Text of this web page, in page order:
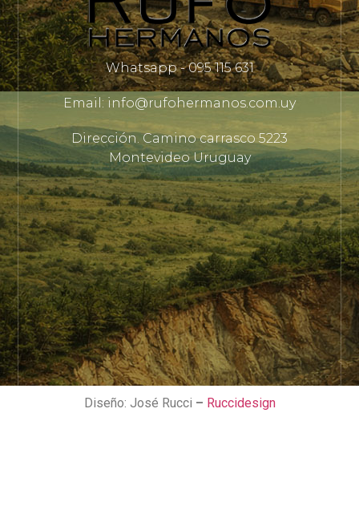
Whatsapp - 095 115 631
Email: info@rufohermanos.com.uy
Dirección. Camino carrasco 5223
Montevideo Uruguay
Diseño: José Rucci – Ruccidesign